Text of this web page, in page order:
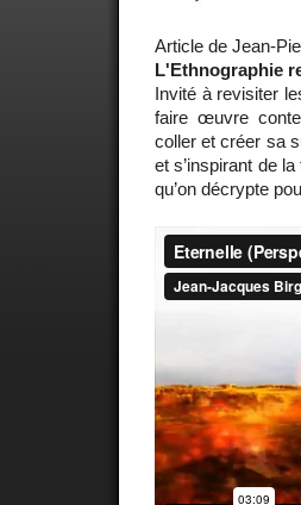
Article de Jean-
L'Ethnographie
Invité à revisiter
faire œuvre
coller et créer sa
et s’inspirant de
qu’on décrypte